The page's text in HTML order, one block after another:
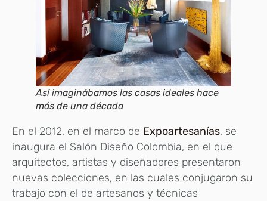
Así imaginábamos las casas ideales hace
más de una década
En el 2012, en el marco de Expoartesanías, se
inaugura el Salón Diseño Colombia, en el que
arquitectos, artistas y diseñadores presentaron
nuevas colecciones, en las cuales conjugaron su
trabajo con el de artesanos y técnicas